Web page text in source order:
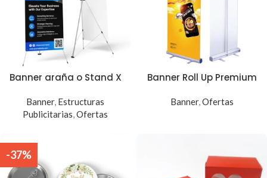
Banner araña o Stand X
Banner, Estructuras
Publicitarias,Ofertas
Banner Roll Up Premium
Banner,Ofertas
-37%